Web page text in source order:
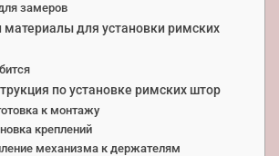
замеров
для установки римских
по установке римских штор
к монтажу
креплений
механизма к держателям